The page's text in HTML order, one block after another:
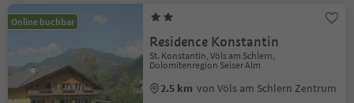
Online buchbar
Residence Konstantin
St. Konstantin, Völs am Schlern,
Dolomitenregion Seiser Alm
2.5 km von Völs am Schlern Zentrum